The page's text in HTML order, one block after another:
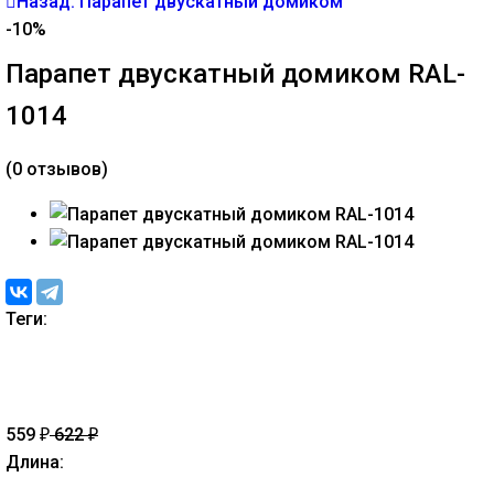
-10%
Парапет двускатный домиком RAL-
1014
(0 отзывов)
Теги:
559 ₽622₽
Длина: